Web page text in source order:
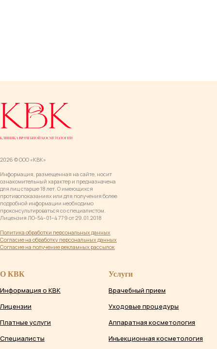
2026 © ООО «КВК»
Информация, размещенная на сайте, носит
ознакомительный характер и предназначена
для лиц старше 18 лет. О имеющихся
противопоказаниях или для получения более
подробной информации необходимо
проконсультироваться со специалистом.
Лицензия ЛО-54−01−4 779 от 29.01.2018
Политика обработки персональных данных
Согласие на обработку персональных данных
Согласие на получение рекламных рассылок
О КВК
Информация о КВК
Лицензии
Платные услуги
Специалисты
Услуги
Врачебный прием
Уходовые процедуры
Аппаратная косметология
Инъекционная косметология